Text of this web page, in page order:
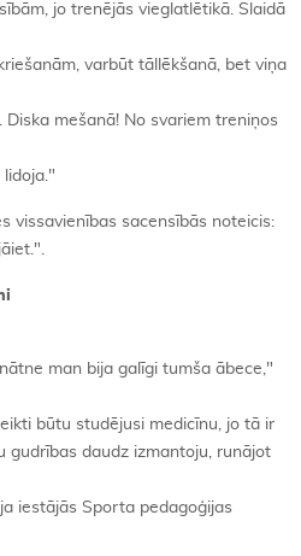
jo trenējās vieglatlētikā. Slaidā
varbūt tāllēkšanā, bet viņa
Diska mešanā! No svariem treniņos
vissavienības sacensībās noteicis:
man bija galīgi tumša ābece,"
būtu studējusi medicīnu, jo tā ir
gudrības daudz izmantoju, runājot
iestājās Sporta pedagoģijas